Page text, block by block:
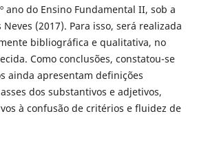
ano do Ensino Fundamental II, sob a
(2017). Para isso, será realizada
bibliográfica e qualitativa, no
Como conclusões, constatou-se
ainda apresentam definições
dos substantivos e adjetivos,
à confusão de critérios e fluidez de